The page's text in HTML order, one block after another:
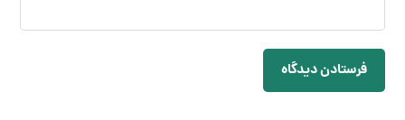
فرستادن دیدگاه